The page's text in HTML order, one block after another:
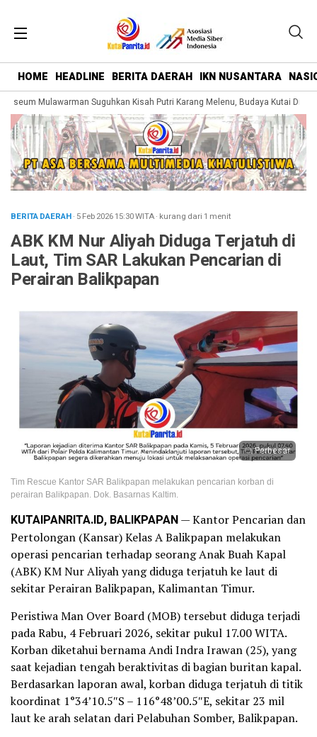
HOME HEADLINE BERITA DAERAH IKN NUSANTARA
Mulawarman Suguhkan Kisah Putri Karang Melenu, Budaya Kutai
BERITA DAERAH· 5 Feb 202615:30WITA· kurang dari 1 menit
ABK KM Nur Aliyah Diduga Terjatuh di
Laut, Tim SAR Lakukan Pencarian di
Perairan Balikpapan
Perbesar
Tim Rescue Kantor SAR Balikpapan melakukan pencarian korban di
perairan Balikpapan. Dok. Basarnas Kaltim.
KUTAIPANRITA.ID, BALIKPAPAN— Kantor Pencarian dan
Pertolongan (Kansar) Kelas A Balikpapan melakukan
operasi pencarian terhadap seorang Anak Buah Kapal
(ABK) KM Nur Aliyah yang diduga terjatuh ke laut di
sekitar Perairan Balikpapan, Kalimantan Timur.
Peristiwa Man Over Board (MOB) tersebut diduga terjadi
pada Rabu, 4 Februari 2026, sekitar pukul 17.00 WITA.
Korban diketahui bernama Andi Indra Irawan (25), yang
saat kejadian tengah beraktivitas di bagian buritan kapal.
Berdasarkan laporan awal, korban diduga terjatuh di titik
koordinat 1°34’10.5″S – 116°48’00.5″E, sekitar 23 mil
laut ke arah selatan dari Pelabuhan Somber, Balikpapan.